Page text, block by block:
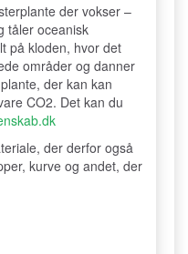
der vokser –
tåler oceanisk
på kloden, hvor det
områder og danner
der kan kan
CO2. Det kan du
der derfor også
kurve og andet, der